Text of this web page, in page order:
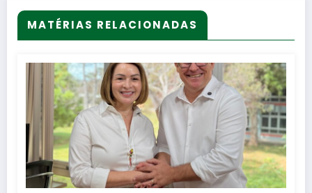
MATÉRIAS RELACIONADAS